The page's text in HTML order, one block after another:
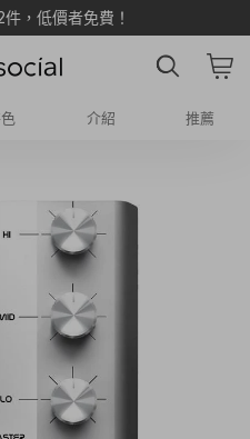
，低價者免費！
介紹 推薦